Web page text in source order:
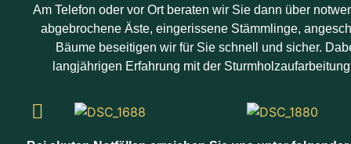
Am Telefon oder vor Ort beraten wir Sie dann über
abgebrochene Äste, eingerissene Stämmlinge,
Bäume beseitigen wir für Sie schnell und sicher.
langjährigen Erfahrung mit der